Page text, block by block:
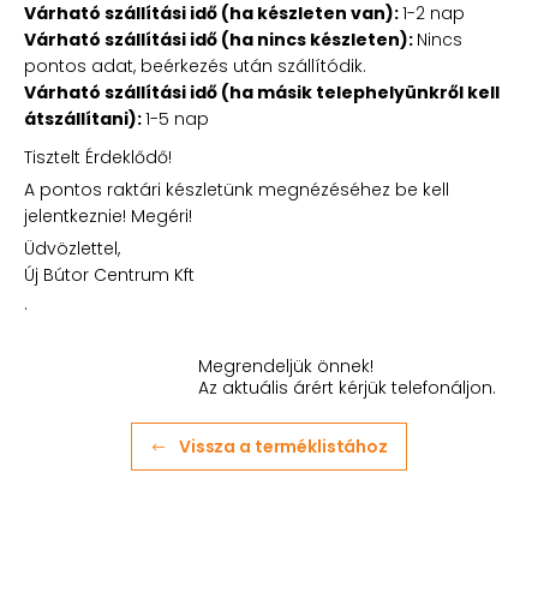
Várható szállítási idő (ha készleten van):1-2 nap
Várható szállítási idő (ha nincs készleten): Nincs
pontos adat, beérkezés után szállítódik.
Várható szállítási idő (ha másik telephelyünkről kell
átszállítani):1-5 nap
Tisztelt Érdeklődő!
A pontos raktári készletünk megnézéséhez be kell
jelentkeznie! Megéri!
Üdvözlettel,
Új Bútor Centrum Kft
.
Megrendeljük önnek!
Az aktuális árért kérjük telefonáljon.
Vissza a terméklistához